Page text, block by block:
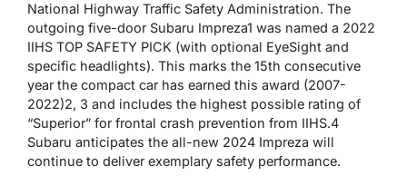
National Highway Traffic Safety Administration. The
outgoing five-door Subaru Impreza1 was named a 2022
IIHS TOP SAFETY PICK (with optional EyeSight and
specific headlights). This marks the 15th consecutive
year the compact car has earned this award (2007-
2022)2, 3 and includes the highest possible rating of
“Superior” for frontal crash prevention from IIHS.4
Subaru anticipates the all-new 2024 Impreza will
continue to deliver exemplary safety performance.